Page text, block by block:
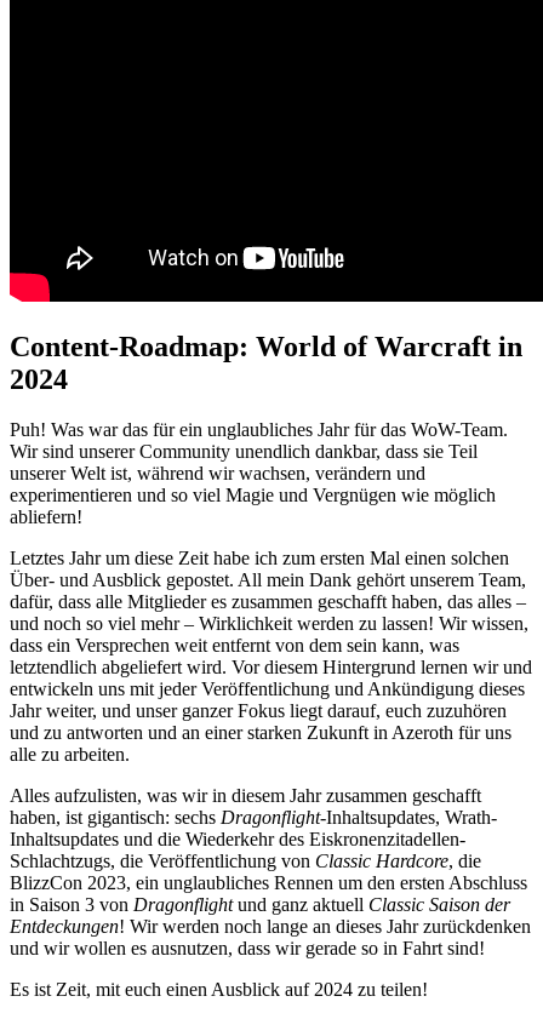
Content-Roadmap: World of Warcraft in
2024
Puh! Was war das für ein unglaubliches Jahr für das WoW-Team.
Wir sind unserer Community unendlich dankbar, dass sie Teil
unserer Welt ist, während wir wachsen, verändern und
experimentieren und so viel Magie und Vergnügen wie möglich
abliefern!
Letztes Jahr um diese Zeit habe ich zum ersten Mal einen solchen
Über- und Ausblick gepostet. All mein Dank gehört unserem Team,
dafür, dass alle Mitglieder es zusammen geschafft haben, das alles –
und noch so viel mehr – Wirklichkeit werden zu lassen! Wir wissen,
dass ein Versprechen weit entfernt von dem sein kann, was
letztendlich abgeliefert wird. Vor diesem Hintergrund lernen wir und
entwickeln uns mit jeder Veröffentlichung und Ankündigung dieses
Jahr weiter, und unser ganzer Fokus liegt darauf, euch zuzuhören
und zu antworten und an einer starken Zukunft in Azeroth für uns
alle zu arbeiten.
Alles aufzulisten, was wir in diesem Jahr zusammen geschafft
haben, ist gigantisch: sechs Dragonflight-Inhaltsupdates, Wrath-
Inhaltsupdates und die Wiederkehr des Eiskronenzitadellen-
Schlachtzugs, die Veröffentlichung von Classic Hardcore, die
BlizzCon 2023, ein unglaubliches Rennen um den ersten Abschluss
in Saison 3 von Dragonflightund ganz aktuell Classic Saison der
Entdeckungen! Wir werden noch lange an dieses Jahr zurückdenken
und wir wollen es ausnutzen, dass wir gerade so in Fahrt sind!
Es ist Zeit, mit euch einen Ausblick auf 2024 zu teilen!